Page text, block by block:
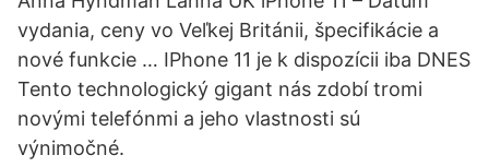
vydania, ceny vo Veľkej Británii, špecifikácie a
nové funkcie … IPhone 11 je k dispozícii iba DNES
Tento technologický gigant nás zdobí tromi
novými telefónmi a jeho vlastnosti sú
výnimočné.